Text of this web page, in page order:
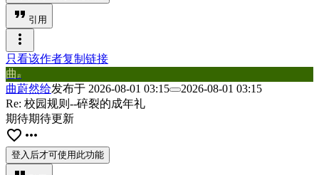
format_quote 引用
more_vert
只看该作者复制链接
曲 蔚
曲蔚然给发布于 2026-08-01 03:15
2026-08-01 03:15
Re: 校园规则--碎裂的成年礼
期待期待更新
favorite_border more_horiz
登入后才可使用此功能